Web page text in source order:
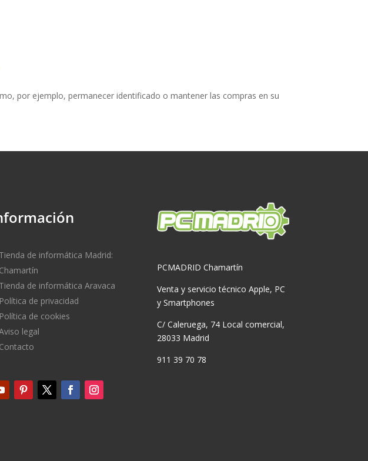
por ejemplo, permanecer identificado o mantener las compras en su
Tienda de informática Madrid:
Chamartín
Tienda de informática Aravaca
Política de privacidad
Política de cookies
legal
Contacto
PCMADRID Chamartín
Venta y servicio técnico Apple, PC
y Smartphones
C/ Caleruega, 74 Local comercial,
28033 Madrid
911 39 70 78